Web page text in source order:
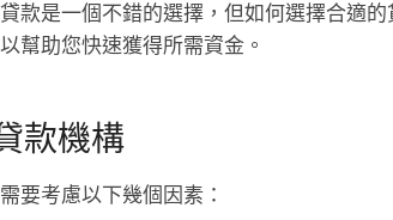
款是一個不錯的選擇，但如何選擇合適
幫助您快速獲得所需資金。
款機構
要考慮以下幾個因素：